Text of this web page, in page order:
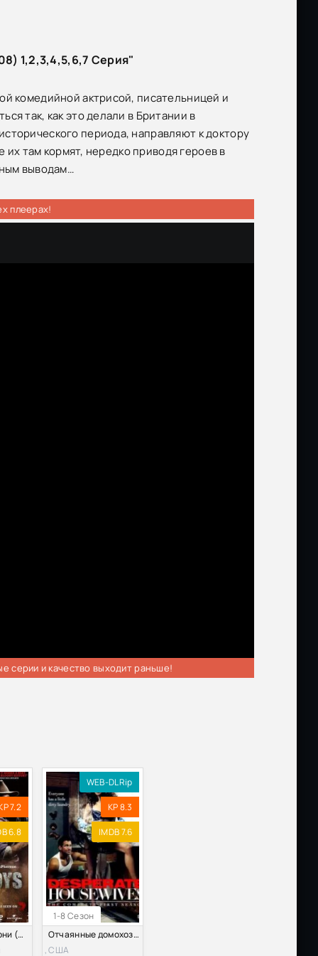
1,2,3,4,5,6,7 Серия"
комедийной актрисой, писательницей и
так, как это делали в Британии в
периода, направляют к доктору
там кормят, нередко приводя героев в
выводам…
плеерах!
серии и качество выходит раньше!
7.2
6.8
Отчаянные парни (2011)
1-8 Сезон
WEB-DLRip
KP 8.3
IMDB 7.6
Отчаянные домохозяйки (1-8 Сезон)
, США